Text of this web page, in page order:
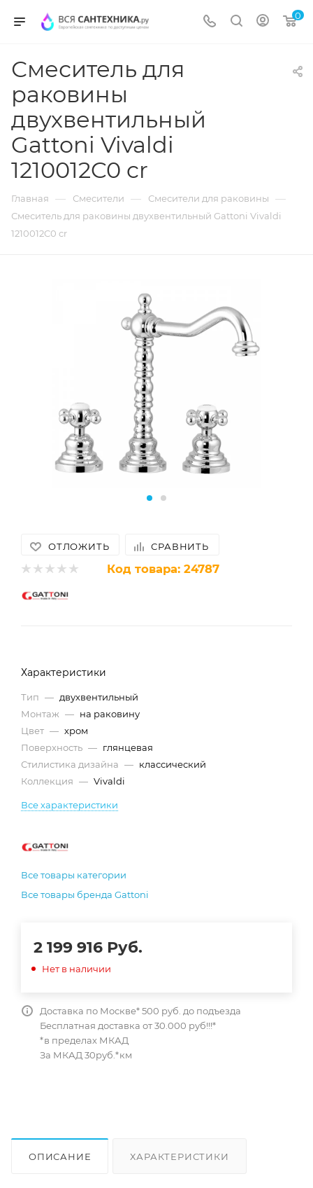
0
Смеситель для
раковины
двухвентильный
Gattoni Vivaldi
1210012C0 cr
Главная — Смесители — Смесители для раковины —
Смеситель для раковины двухвентильный Gattoni Vivaldi
1210012C0 cr
ОТЛОЖИТЬ СРАВНИТЬ
Код товара: 24787
Характеристики
Тип — двухвентильный
Монтаж — на раковину
Цвет — хром
Поверхность — глянцевая
Стилистика дизайна — классический
Коллекция — Vivaldi
Все характеристики
Все товары категории
Все товары бренда Gattoni
2 199 916 Руб.
Нет в наличии
Доставка по Москве* 500 руб. до подъезда
Бесплатная доставка от 30.000 руб!!!*
*в пределах МКАД
За МКАД 30руб.*км
ОПИСАНИЕ ХАРАКТЕРИСТИКИ